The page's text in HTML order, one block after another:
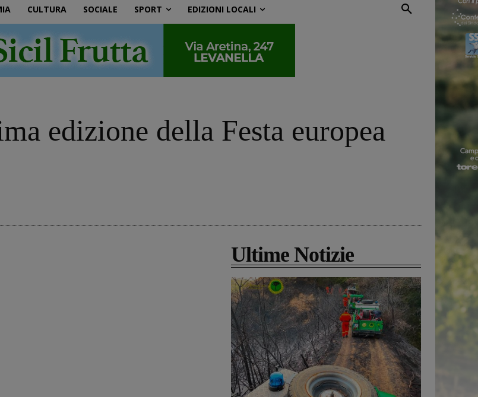
CULTURA SOCIALE SPORT EDIZIONI LOCALI
edizione della Festa europea
Ultime Notizie